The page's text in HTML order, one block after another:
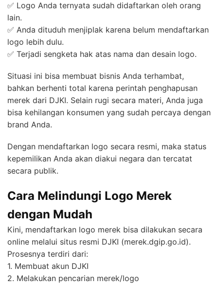
✅ Logo Anda ternyata sudah didaftarkan oleh orang
lain.
✅ Anda dituduh menjiplak karena belum mendaftarkan
logo lebih dulu.
✅ Terjadi sengketa hak atas nama dan desain logo.
Situasi ini bisa membuat bisnis Anda terhambat,
bahkan berhenti total karena perintah penghapusan
merek dari DJKI. Selain rugi secara materi, Anda juga
bisa kehilangan konsumen yang sudah percaya dengan
brand Anda.
Dengan mendaftarkan logo secara resmi, maka status
kepemilikan Anda akan diakui negara dan tercatat
secara publik.
Cara Melindungi Logo Merek
dengan Mudah
Kini, mendaftarkan logo merek bisa dilakukan secara
online melalui situs resmi DJKI (merek.dgip.go.id).
Prosesnya terdiri dari:
1. Membuat akun DJKI
2. Melakukan pencarian merek/logo